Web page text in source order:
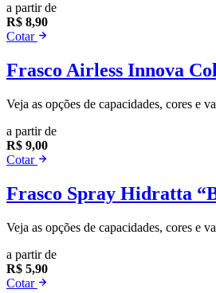
a partir de
R$ 8,90
Cotar
Frasco Airless Innova
Veja as opções de capacidades, cores e
a partir de
R$ 9,00
Cotar
Frasco Spray Hidratta
Veja as opções de capacidades, cores e
a partir de
R$ 5,90
Cotar